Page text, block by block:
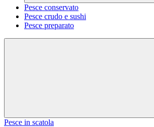
Pesce conservato
Pesce crudo e sushi
Pesce preparato
Pesce in scatola